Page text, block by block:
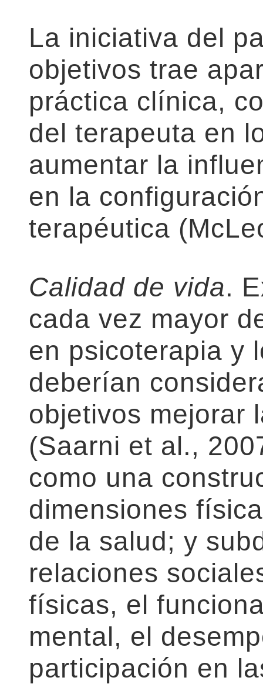
La iniciativa del
objetivos trae
práctica clínica,
del terapeuta en
aumentar la
en la
terapéutica
Calidad de vida.
cada vez mayor
en psicoterapia y
deberían
objetivos mejorar
(Saarni et al.,
como una
dimensiones
de la salud; y
relaciones
físicas, el
mental, el
participación en